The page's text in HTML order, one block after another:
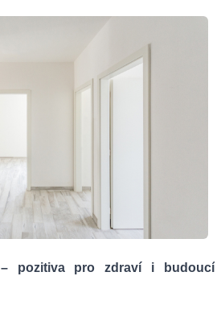
pozitiva pro zdraví i budoucí